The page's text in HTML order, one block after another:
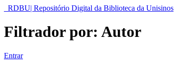
RDBU| Repositório Digital da Biblioteca da Unisinos
Filtrador por: Autor
Entrar